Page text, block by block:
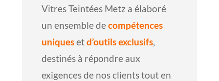
Vitres Teintées Metz a élaboré
un ensemble decompétences
uniquesetd’outils exclusifs,
destinés à répondre aux
exigences de nos clients tout en